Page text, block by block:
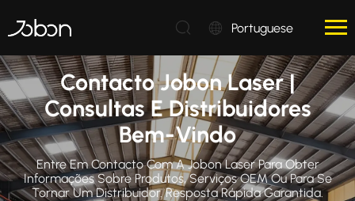
Portuguese
Contacto Jobon Laser |
Consultas E Distribuidores
Bem-Vindo
Entre Em Contacto Com A Jobon Laser Para Obter
Informações Sobre Produtos, Serviços OEM Ou Para Se
Tornar Um Distribuidor. Resposta Rápida Garantida.